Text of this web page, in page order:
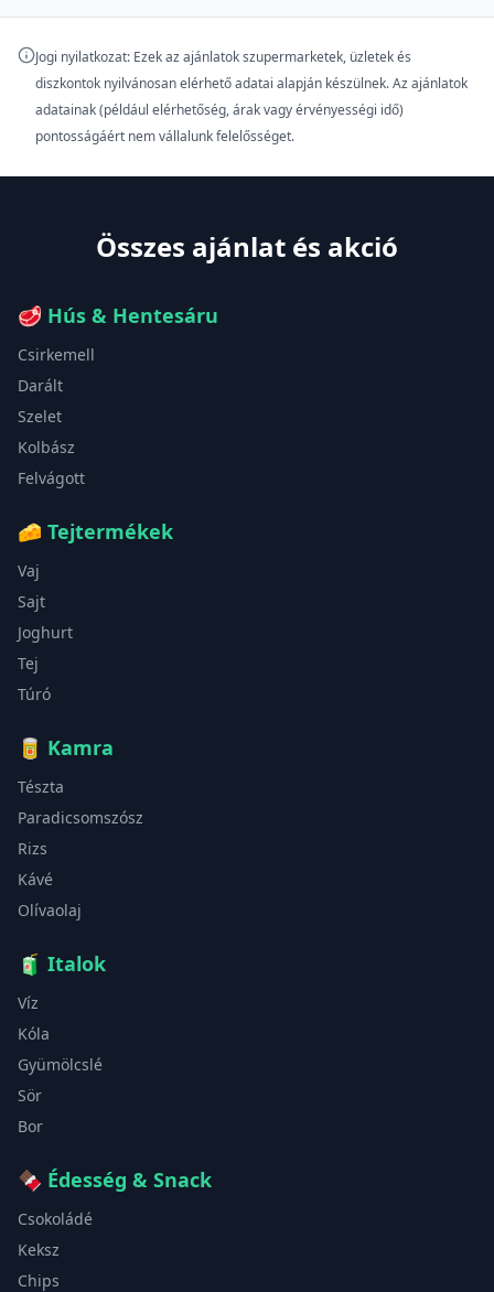
Jogi nyilatkozat: Ezek az ajánlatok szupermarketek, üzletek és
diszkontok nyilvánosan elérhető adatai alapján készülnek. Az ajánlatok
adatainak (például elérhetőség, árak vagy érvényességi idő)
pontosságáért nem vállalunk felelősséget.
Összes ajánlat és akció
🥩 Hús & Hentesáru
Csirkemell
Darált
Szelet
Kolbász
Felvágott
🧀 Tejtermékek
Vaj
Sajt
Joghurt
Tej
Túró
🥫 Kamra
Tészta
Paradicsomszósz
Rizs
Kávé
Olívaolaj
🧃 Italok
Víz
Kóla
Gyümölcslé
Sör
Bor
🍫 Édesség & Snack
Csokoládé
Keksz
Chips